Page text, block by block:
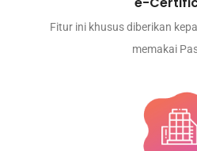
Fitur ini khusus diberikan
memakai